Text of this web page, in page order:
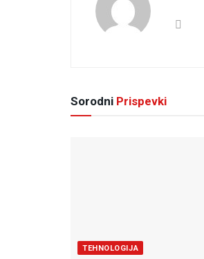
Sorodni Prispevki
TEHNOLOGIJA